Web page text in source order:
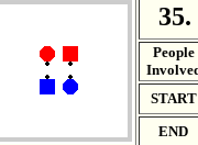
People
START
END